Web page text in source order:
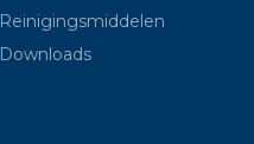
Reinigingsmiddelen
Downloads